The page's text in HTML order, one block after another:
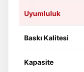
Uyumluluk
Baskı Kalitesi
Kapasite